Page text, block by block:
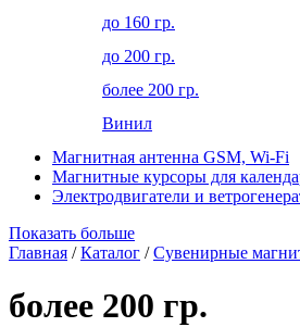
до 160 гр.
до 200 гр.
более 200 гр.
Винил
Магнитная антенна GSM, Wi-Fi
Магнитные курсоры для
Электродвигатели и
Показать больше
Главная /Каталог /Сувенирные
более 200 гр.